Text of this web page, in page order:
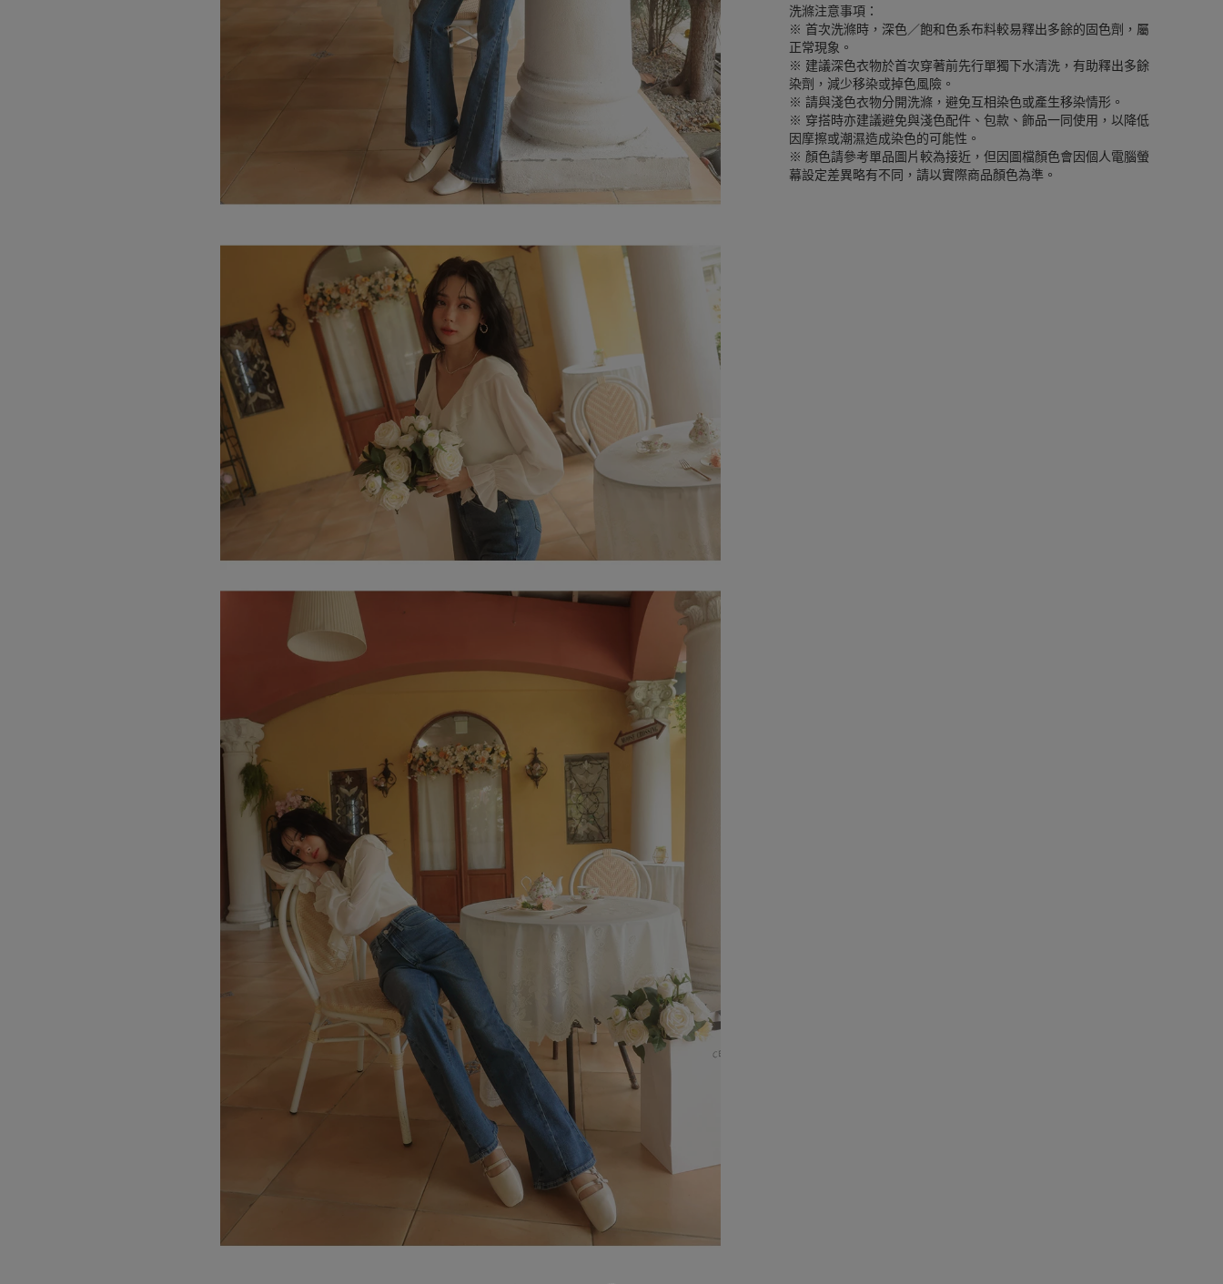
洗滌注意事項：
※ 首次洗滌時，深色／飽和色系布料較易釋出多餘的固色劑，屬
正常現象。
※ 建議深色衣物於首次穿著前先行單獨下水清洗，有助釋出多餘
染劑，減少移染或掉色風險。
※ 請與淺色衣物分開洗滌，避免互相染色或產生移染情形。
※ 穿搭時亦建議避免與淺色配件、包款、飾品一同使用，以降低
因摩擦或潮濕造成染色的可能性。
※ 顏色請參考單品圖片較為接近，但因圖檔顏色會因個人電腦螢
幕設定差異略有不同，請以實際商品顏色為準。